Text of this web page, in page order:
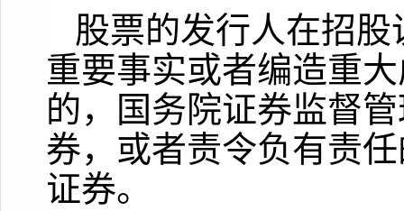
股票的发行人在招
重要事实或者编造重
的，国务院证券监督
券，或者责令负有责
证券。